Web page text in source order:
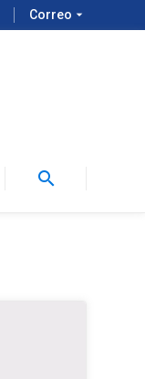
Correo arrow_drop_down
search